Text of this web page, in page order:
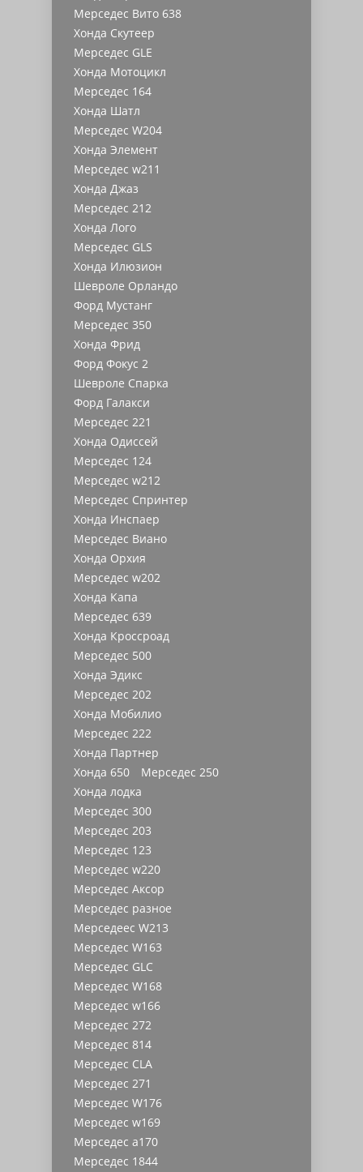
Мерседес Вито 638
Хонда Скутеер
Мерседес GLE
Хонда Мотоцикл
Мерседес 164
Хонда Шатл
Мерседес W204
Хонда Элемент
Мерседес w211
Хонда Джаз
Мерседес 212
Хонда Лого
Мерседес GLS
Хонда Илюзион
Шевроле Орландо
Форд Мустанг
Мерседес 350
Хонда Фрид
Форд Фокус 2
Шевроле Спарка
Форд Галакси
Мерседес 221
Хонда Одиссей
Мерседес 124
Мерседес w212
Мерседес Спринтер
Хонда Инспаер
Мерседес Виано
Хонда Орхия
Мерседес w202
Хонда Капа
Мерседес 639
Хонда Кроссроад
Мерседес 500
Хонда Эдикс
Мерседес 202
Хонда Мобилио
Мерседес 222
Хонда Партнер
Хонда 650
Мерседес 250
Хонда лодка
Мерседес 300
Мерседес 203
Мерседес 123
Мерседес w220
Мерседес Аксор
Мерседес разное
Мерседеес W213
Мерседес W163
Мерседес GLC
Мерседес W168
Мерседес w166
Мерседес 272
Мерседес 814
Мерседес CLA
Мерседес 271
Мерседес W176
Мерседес w169
Мерседес a170
Мерседес 1844